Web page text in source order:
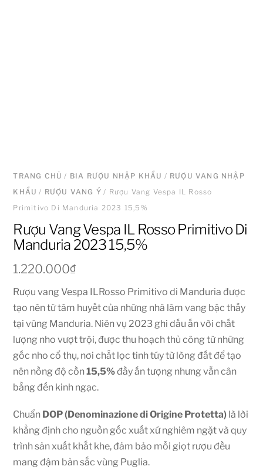
TRANG CHỦ / BIA RƯỢU NHẬP KHẨU / RƯỢU VANG NHẬP
KHẨU / RƯỢU VANG Ý / Rượu Vang Vespa IL Rosso
Primitivo Di Manduria 2023 15,5%
Rượu Vang Vespa IL Rosso Primitivo Di
Manduria 2023 15,5%
1.220.000₫
Rượu vang Vespa ILRosso Primitivo di Manduria được
tạo nên từ tâm huyết của những nhà làm vang bậc thầy
tại vùng Manduria. Niên vụ 2023 ghi dấu ấn với chất
lượng nho vượt trội, được thu hoạch thủ công từ những
gốc nho cổ thụ, nơi chắt lọc tinh túy từ lòng đất để tạo
nên nồng độ cồn15,5%đầy ấn tượng nhưng vẫn cân
bằng đến kinh ngạc.
Chuẩn DOP (Denominazione di Origine Protetta) là lời
khẳng định cho nguồn gốc xuất xứ nghiêm ngặt và quy
trình sản xuất khắt khe, đảm bảo mỗi giọt rượu đều
mang đậm bản sắc vùng Puglia.